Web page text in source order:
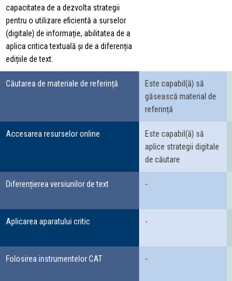
capacitatea de a dezvolta strategii
pentru o utilizare eficientă a surselor
(digitale) de informație, abilitatea de a
aplica critica textuală și de a diferenția
edițiile de text.
Căutarea de materiale de referință
Este capabil(ă) să
găsească material de
referință
Accesarea resurselor online
Este capabil(ă) să
aplice strategii digitale
de căutare
Diferențierea versiunilor de text -
Aplicarea aparatului critic -
Folosirea instrumentelor CAT -